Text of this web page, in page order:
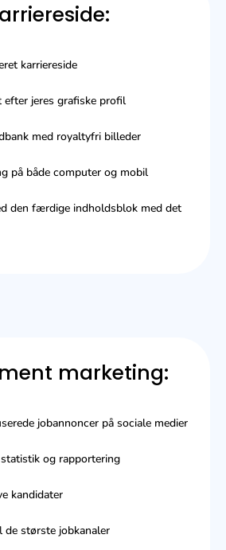
karriereside
efter jeres grafiske profil
med royaltyfri billeder
på både computer og mobil
den færdige indholdsblok med det
marketing:​
jobannoncer på sociale medier
og rapportering
kandidater
de største jobkanaler